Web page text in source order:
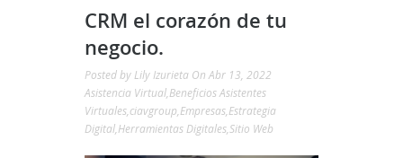
CRM el corazón de tu
negocio.
Posted by Lily Izurieta On Abr 13, 2022
Asistencia Virtual Beneficios Asistentes
Virtuales ciavgroup Empresas Estrategia
Digital Herramientas Digitales Sitio Web